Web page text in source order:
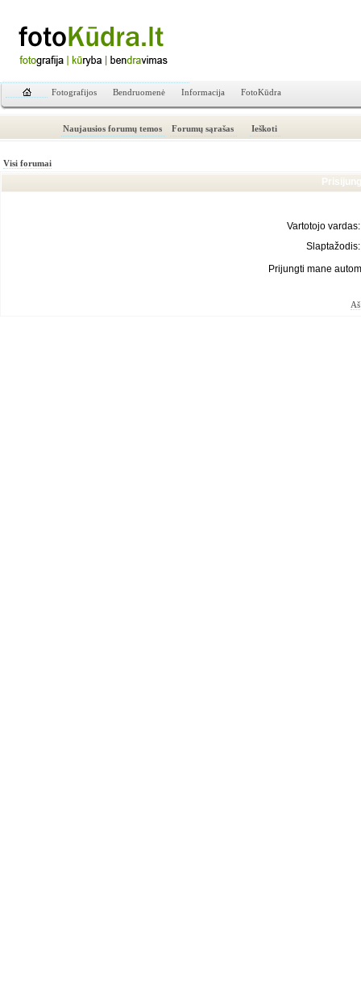
Fotografijos Bendruomenė Informacija FotoKūdra
Naujausios forumų temos Forumų sąrašas Ieškoti
Visi forumai
Vartotojo vardas:
Slaptažodis:
Prijungti mane